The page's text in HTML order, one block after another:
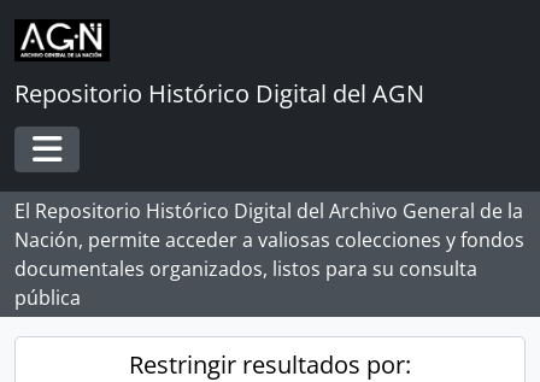
Skip to main content
Repositorio Histórico Digital del AGN
Toggle navigation
El Repositorio Histórico Digital del Archivo General de la
Nación, permite acceder a valiosas colecciones y fondos
documentales organizados, listos para su consulta
pública
Restringir resultados por: